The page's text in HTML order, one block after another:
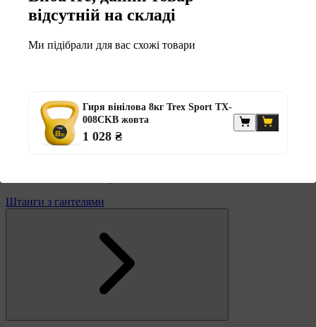
Штанги
Гантелі
Грифи олімпійські
Тренувальні лавки
Стійки для грифів та дисків
Стійки для жиму лежачи
Штанги з гантелями
відсутній на складі
Ми підібрали для вас схожі товари
Гиря вінілова 8кг Trex Sport TX-
008CKB жовта
1 028 ₴